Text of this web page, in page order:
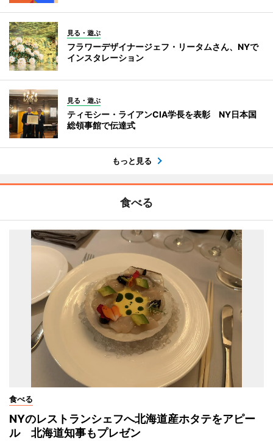
見る・遊ぶ
フラワーデザイナージェフ・リータムさん、NYで
インスタレーション
見る・遊ぶ
ティモシー・ライアンCIA学長を表彰 NY日本国
総領事館で伝達式
もっと見る
食べる
食べる
NYのレストランシェフへ北海道産ホタテをアピー
ル 北海道知事もプレゼン